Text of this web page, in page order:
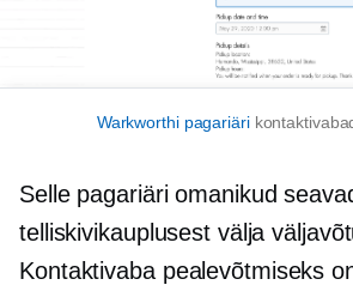
Warkworthi pagariäri
Selle pagariäri omanikud
telliskivikauplusest välja
Kontaktivaba pealevõtmiseks